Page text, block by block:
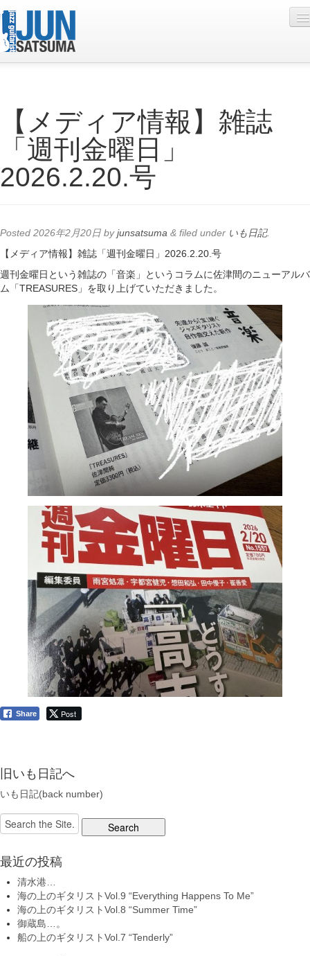
Live Schedule
Discography
Diary
YouTube
Online Lesson
【メディア情報】雑誌
「週刊金曜日」
2026.2.20.号
Posted 2026年2月20日 byjunsatsuma & filed under いも日記.
【メディア情報】雑誌「週刊金曜日」2026.2.20.号
週刊金曜日という雑誌の「音楽」というコラムに佐津間のニューアルバ
ム「TREASURES」を取り上げていただきました。
Share Post
旧いも日記へ
いも日記(back number)
Search
for:
最近の投稿
清水港…
海の上のギタリストVol.9 “Everything Happens To Me”
海の上のギタリストVol.8 “Summer Time”
御蔵島…。
船の上のギタリストVol.7 “Tenderly”